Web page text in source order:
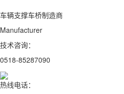
车辆支撑车桥制造商
Manufacturer
技术咨询：
0518-85287090
热线电话：